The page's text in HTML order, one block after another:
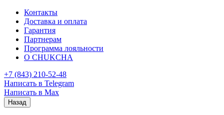
Контакты
Доставка и оплата
Гарантия
Партнерам
Программа лояльности
О CHUKCHA
+7 (843) 210-52-48
Написать в Telegram
Написать в Max
Назад